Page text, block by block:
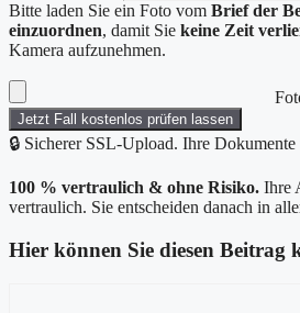
Bitte laden Sie ein Foto vom Brief der
einzuordnen, damit Sie keine Zeit
Kamera aufzunehmen.
Jetzt Fall kostenlos prüfen lassen
🔒 Sicherer SSL-Upload. Ihre
100 % vertraulich & ohne Risiko. Ihre
vertraulich. Sie entscheiden danach in
Hier können Sie diesen Beitrag